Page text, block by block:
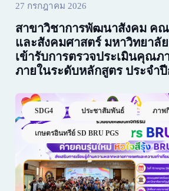
27 กรกฎาคม 2026
สาขาวิชาการพัฒนาสังคม ค
และสังคมศาสตร์ มหาวิทยาลั
เข้ารับการตรวจประเมินคุณภ
ภายในระดับหลักสูตร ประจำปี
SDG4 ประชาสัมพันธ์ ภาพ
เกษตรอินทรีย์ SD BRU PGS